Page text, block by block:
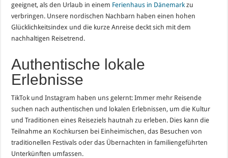
geeignet, als den Urlaub in einem Ferienhaus in Dänemark zu
verbringen. Unsere nordischen Nachbarn haben einen hohen
Glücklichkeitsindex und die kurze Anreise deckt sich mit dem
nachhaltigen Reisetrend.
Authentische lokale
Erlebnisse
TikTok und Instagram haben uns gelernt: Immer mehr Reisende
suchen nach authentischen und lokalen Erlebnissen, um die Kultur
und Traditionen eines Reiseziels hautnah zu erleben. Dies kann die
Teilnahme an Kochkursen bei Einheimischen, das Besuchen von
traditionellen Festivals oder das Übernachten in familiengeführten
Unterkünften umfassen.